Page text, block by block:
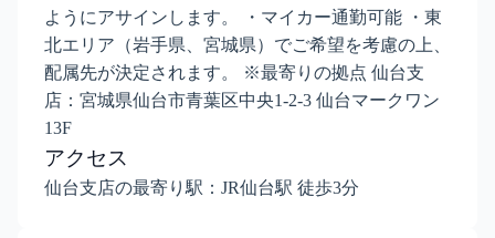
ようにアサインします。 ・マイカー通勤可能 ・東
北エリア（岩手県、宮城県）でご希望を考慮の上、
配属先が決定されます。 ※最寄りの拠点 仙台支
店：宮城県仙台市青葉区中央1-2-3 仙台マークワン
13F
アクセス
仙台支店の最寄り駅：JR仙台駅 徒歩3分